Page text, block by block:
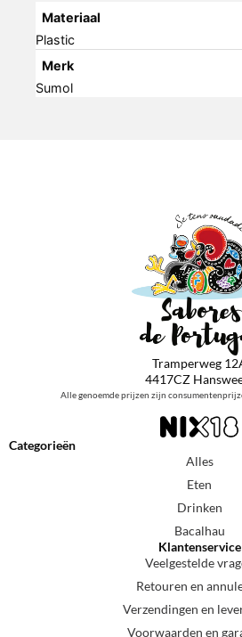
Materiaal
Plastic
Merk
Sumol
Tramperweg
4417CZ
Alle genoemde prijzen zijn
Categorieën
Alles
Eten
Drinken
Bacalhau
Klantenservice
Veelgestelde
Retouren en
Verzendingen en
Voorwaarden en